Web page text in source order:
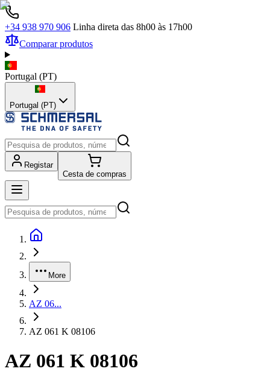
+34 938 970 906 Linha direta das 8h00 às 17h00
Comparar produtos
Portugal (PT)
Portugal (PT)
Registar
Cesta de compras
More
AZ 06...
AZ 061 K 08106
AZ 061 K 08106